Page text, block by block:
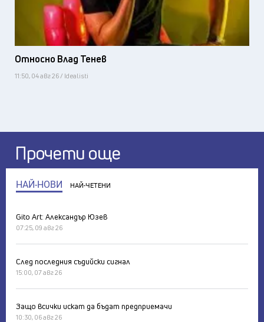
Относно Влад Тенев
11:50, 04 авг 26 / Idealisti
Прочети още
НАЙ-НОВИ НАЙ-ЧЕТЕНИ
Gito Art: Александър Юзев
07:25, 09 авг 26
След последния съдийски сигнал
15:00, 07 авг 26
Защо всички искат да бъдат предприемачи
10:30, 06 авг 26